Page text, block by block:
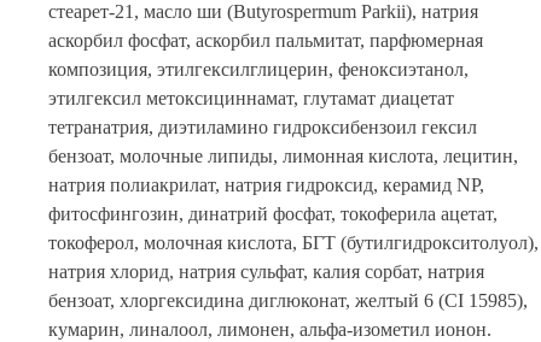
стеарет-21, масло ши (Butyrospermum Parkii), натрия
аскорбил фосфат, аскорбил пальмитат, парфюмерная
композиция, этилгексилглицерин, феноксиэтанол,
этилгексил метоксициннамат, глутамат диацетат
тетранатрия, диэтиламино гидроксибензоил гексил
бензоат, молочные липиды, лимонная кислота, лецитин,
натрия полиакрилат, натрия гидроксид, керамид NP,
фитосфингозин, динатрий фосфат, токоферила ацетат,
токоферол, молочная кислота, БГТ (бутилгидрокситолуол),
натрия хлорид, натрия сульфат, калия сорбат, натрия
бензоат, хлоргексидина диглюконат, желтый 6 (CI 15985),
кумарин, линалоол, лимонен, альфа-изометил ионон.